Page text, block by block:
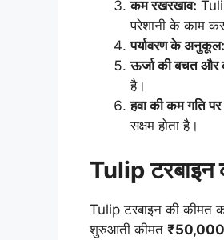
कम रखरखाव:
परेशानी के काम
पर्यावरण के अनुकूल:
ऊर्जा की बचत और
है।
हवा की कम गति पर
सक्षम होता है।
Tulip टरबाइन
Tulip टरबाइन की कीमत
शुरुआती कीमत